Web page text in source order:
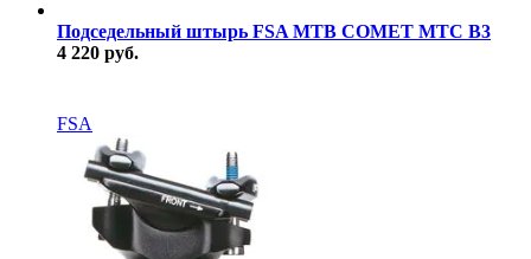
Подседельный штырь FSA MTB COMET MTC B3
4 220 руб.
FSA